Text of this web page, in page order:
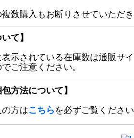
数購入もお断りさせていただき
て】
示されている在庫数は通販サ
ご注意ください。
方法について】
方はこちら を必ずご覧ください